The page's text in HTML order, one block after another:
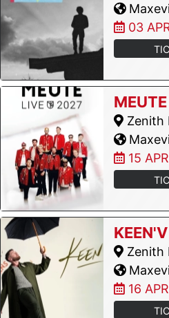
03
MEUTE
Zenith
15
KEEN'V
Zenith
16